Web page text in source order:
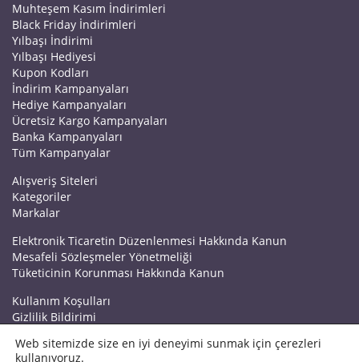
Muhteşem Kasım İndirimleri
Black Friday İndirimleri
Yılbaşı İndirimi
Yılbaşı Hediyesi
Kupon Kodları
İndirim Kampanyaları
Hediye Kampanyaları
Ücretsiz Kargo Kampanyaları
Banka Kampanyaları
Tüm Kampanyalar
Alışveriş Siteleri
Kategoriler
Markalar
Elektronik Ticaretin Düzenlenmesi Hakkında Kanun
Mesafeli Sözleşmeler Yönetmeliği
Tüketicinin Korunması Hakkında Kanun
Kullanım Koşulları
Gizlilik Bildirimi
Kuponrazzi Blog
Web sitemizde size en iyi deneyimi sunmak için çerezleri
kullanıyoruz.